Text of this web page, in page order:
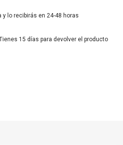
y lo recibirás en 24-48 horas
15 días para devolver el producto